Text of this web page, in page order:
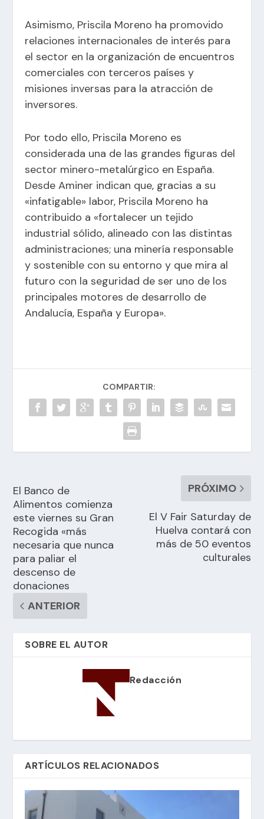
Asimismo, Priscila Moreno ha promovido
relaciones internacionales de interés para
el sector en la organización de encuentros
comerciales con terceros países y
misiones inversas para la atracción de
inversores.
Por todo ello, Priscila Moreno es
considerada una de las grandes figuras del
sector minero-metalúrgico en España.
Desde Aminer indican que, gracias a su
«infatigable» labor, Priscila Moreno ha
contribuido a «fortalecer un tejido
industrial sólido, alineado con las distintas
administraciones; una minería responsable
y sostenible con su entorno y que mira al
futuro con la seguridad de ser uno de los
principales motores de desarrollo de
Andalucía, España y Europa».
COMPARTIR:
El Banco de
Alimentos comienza
este viernes su Gran
Recogida «más
necesaria que nunca
para paliar el
descenso de
donaciones
ANTERIOR
PRÓXIMO
El V Fair Saturday de
Huelva contará con
más de 50 eventos
culturales
SOBRE EL AUTOR
Redacción
ARTÍCULOS RELACIONADOS